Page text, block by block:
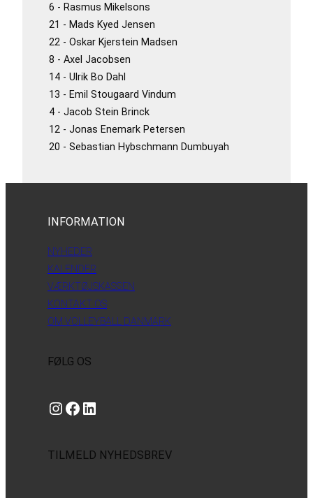
6 - Rasmus Mikelsons
21 - Mads Kyed Jensen
22 - Oskar Kjerstein Madsen
8 - Axel Jacobsen
14 - Ulrik Bo Dahl
13 - Emil Stougaard Vindum
4 - Jacob Stein Brinck
12 - Jonas Enemark Petersen
20 - Sebastian Hybschmann Dumbuyah
INFORMATION
NYHEDER
KALENDER
VÆRKTØJSKASSEN
KONTAKT OS
OM VOLLEYBALL DANMARK
FØLG OS
Instagram https://www.facebook.com/danishbeachvolleytour LinkedIn
TILMELD NYHEDSBREV